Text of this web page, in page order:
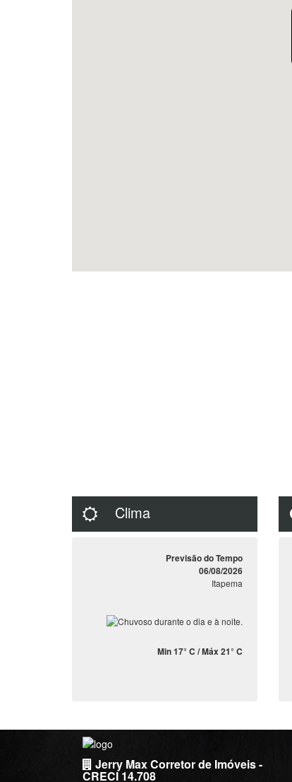
Clima
Previsão do Tempo
06/08/2026
Itapema
Min 17° C / Máx 21° C
Jerry Max Corretor de Imóveis -
CRECI 14.708